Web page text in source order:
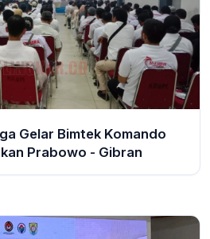
Gelar Bimtek Komando
Prabowo - Gibran